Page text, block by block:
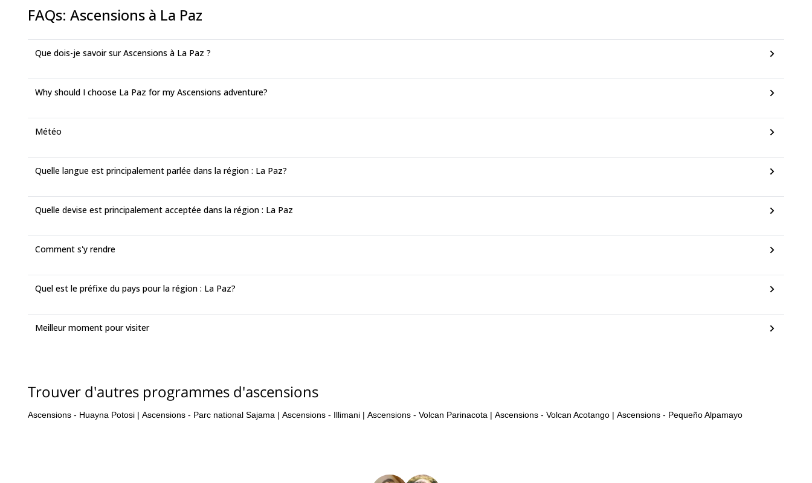
FAQs: Ascensions à La Paz
Que dois-je savoir sur Ascensions à La Paz ?
Why should I choose La Paz for my Ascensions adventure?
Météo
Quelle langue est principalement parlée dans la région : La Paz?
Quelle devise est principalement acceptée dans la région : La Paz
Comment s'y rendre
Quel est le préfixe du pays pour la région : La Paz?
Meilleur moment pour visiter
Trouver d'autres programmes d'ascensions
Ascensions - Huayna Potosi | Ascensions - Parc national Sajama | Ascensions - Illimani | Ascensions - Volcan Parinacota | Ascensions - Volcan Acotango | Ascensions - Pequeño Alpamayo